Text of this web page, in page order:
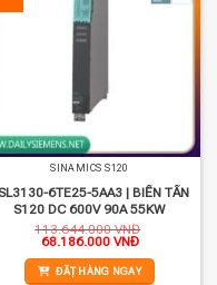
SINAMICS S120
6TE25-5AA3 | BIẾN TẦN
S120 DC 600V 90A 55KW
113.644.000VNĐ
Giá
là:
113.644.000 VNĐ.
68.186.000 VNĐGiá
tại
là:
ĐẶT HÀNG NGAY